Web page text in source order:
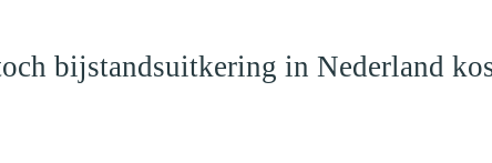
bijstandsuitkering in Nederland